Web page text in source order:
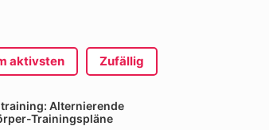
aktivsten Zufällig
Alternierende
Trainingspläne